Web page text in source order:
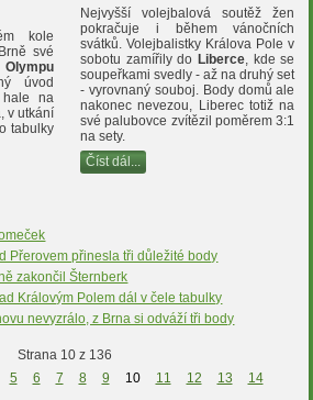
kole
své
Olympu
úvod
hale na
v utkání
tabulky
Nejvyšší volejbalová soutěž žen
pokračuje i během vánočních
svátků. Volejbalistky Králova Pole v
sobotu zamířily do Liberce, kde se
soupeřkami svedly - až na druhý set
- vyrovnaný souboj. Body domů ale
nakonec nevezou, Liberec totiž na
své palubovce zvítězil poměrem 3:1
na sety.
Číst dál...
Přerovem přinesla tři důležité body
zakončil Šternberk
Královým Polem dál v čele tabulky
nevyzrálo, z Brna si odváží tři body
Strana 10 z 136
5 6 7 8 9 10 11 12 13
14